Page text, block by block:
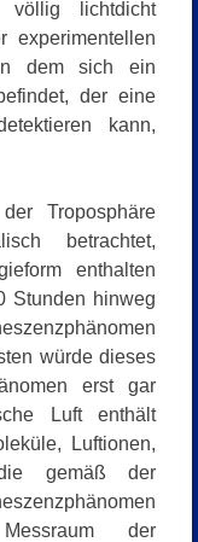
lichtdicht
experimentellen
dem sich ein
der eine
kann,
Troposphäre
betrachtet,
enthalten
Stunden hinweg
würde dieses
erst gar
Luft enthält
Luftionen,
gemäß der
der